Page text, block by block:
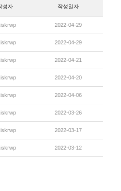
성자 작성일자
2022-04-29
2022-04-29
2022-04-21
2022-04-20
2022-04-06
2022-03-26
2022-03-17
2022-03-12